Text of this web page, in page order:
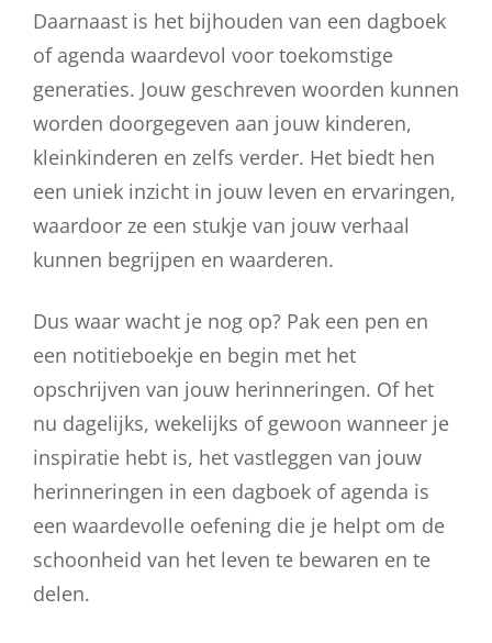
Daarnaast is het bijhouden van een dagboek
of agenda waardevol voor toekomstige
generaties. Jouw geschreven woorden kunnen
worden doorgegeven aan jouw kinderen,
kleinkinderen en zelfs verder. Het biedt hen
een uniek inzicht in jouw leven en ervaringen,
waardoor ze een stukje van jouw verhaal
kunnen begrijpen en waarderen.
Dus waar wacht je nog op? Pak een pen en
een notitieboekje en begin met het
opschrijven van jouw herinneringen. Of het
nu dagelijks, wekelijks of gewoon wanneer je
inspiratie hebt is, het vastleggen van jouw
herinneringen in een dagboek of agenda is
een waardevolle oefening die je helpt om de
schoonheid van het leven te bewaren en te
delen.